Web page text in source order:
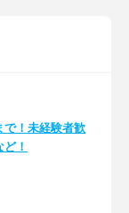
で！未経験者歓
！